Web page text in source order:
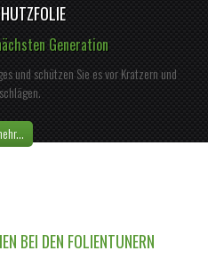
Generation
und schützen Sie es vor Kratzern und
BEI DEN FOLIENTUNERN